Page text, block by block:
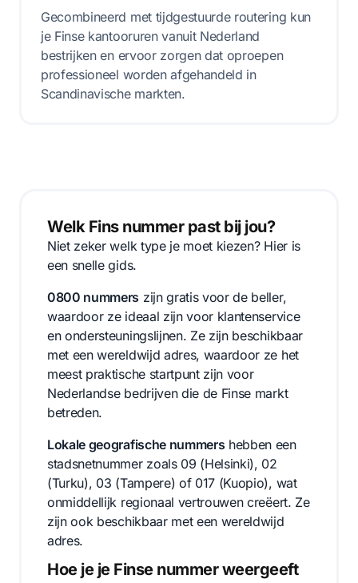
Gecombineerd met tijdgestuurde routering kun
je Finse kantooruren vanuit Nederland
bestrijken en ervoor zorgen dat oproepen
professioneel worden afgehandeld in
Scandinavische markten.
Welk Fins nummer past bij jou?
Niet zeker welk type je moet kiezen? Hier is
een snelle gids.
0800 nummers zijn gratis voor de beller,
waardoor ze ideaal zijn voor klantenservice
en ondersteuningslijnen. Ze zijn beschikbaar
met een wereldwijd adres, waardoor ze het
meest praktische startpunt zijn voor
Nederlandse bedrijven die de Finse markt
betreden.
Lokale geografische nummers hebben een
stadsnetnummer zoals 09 (Helsinki), 02
(Turku), 03 (Tampere) of 017 (Kuopio), wat
onmiddellijk regionaal vertrouwen creëert. Ze
zijn ook beschikbaar met een wereldwijd
adres.
Hoe je je Finse nummer weergeeft